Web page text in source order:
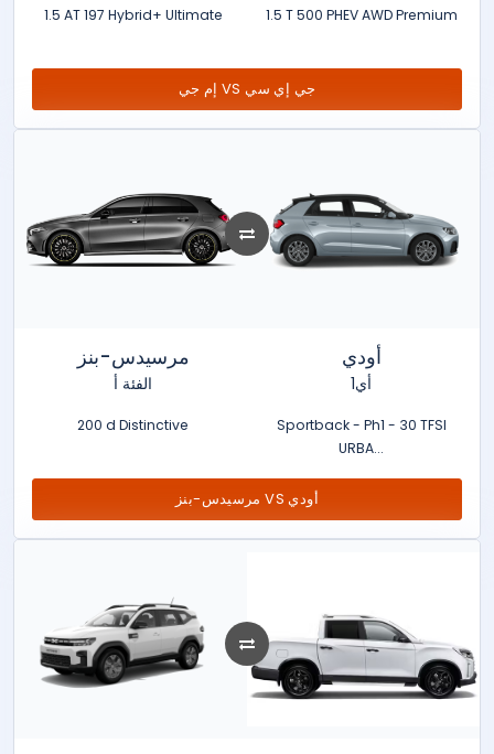
1.5 AT 197 Hybrid+ Ultimate 1.5 T 500 PHEV AWD Premium
إم جي VS جي إي سي
مرسيدس-بنز
الفئة أ
200 d Distinctive
أودي
أي1
Sportback - Ph1 - 30 TFSI
URBA...
مرسيدس-بنز VS أودي